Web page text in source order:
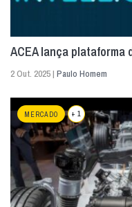
ACEA lança plataforma
2 Out. 2025 | Paulo Homem
MERCADO + 1